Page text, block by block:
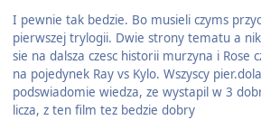
I pewnie tak bedzie. Bo musieli czyms
pierwszej trylogii. Dwie strony tematu a
sie na dalsza czesc historii murzyna i Rose
na pojedynek Ray vs Kylo. Wszyscy
podswiadomie wiedza, ze wystapil w 3
licza, z ten film tez bedzie dobry